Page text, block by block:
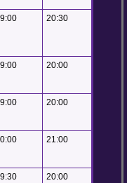
20:30
20:00
20:00
21:00
20:00